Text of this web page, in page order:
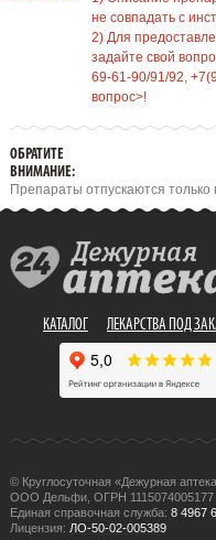
не совпадать с
2) Для
задайте свой
69-61-90/91/92,
вопрос>!
ОБРАТИТЕ
ВНИМАНИЕ:
Препараты отпускаются
КАТАЛОГ ЛЕКАРСТВА ПОД
© Круглосуточная «Дежурная
ООО Дельфи, ОГРН 1115074005177
Единая справочная служба: 8 4967
Лицензия: ЛО-50-02-005389